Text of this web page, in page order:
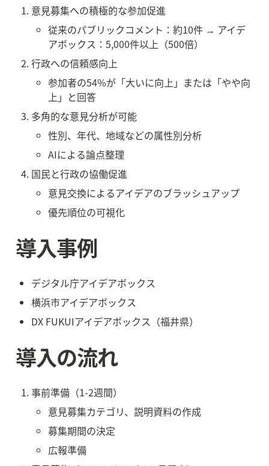
意見募集への積極的な参加促進
従来のパブリックコメント：約10件 → アイデ
アボックス：5,000件以上（500倍）
行政への信頼感向上
参加者の54%が「大いに向上」または「やや向
上」と回答
多角的な意見分析が可能
性別、年代、地域などの属性別分析
AIによる論点整理
国民と行政の協働促進
意見交換によるアイデアのブラッシュアップ
優先順位の可視化
導入事例
デジタル庁アイデアボックス
横浜市アイデアボックス
DX FUKUIアイデアボックス（福井県）
導入の流れ
事前準備（1-2週間）
意見募集カテゴリ、説明資料の作成
募集期間の決定
広報準備